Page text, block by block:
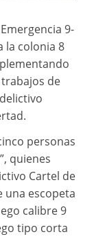
9-
la colonia 8
de
personas
quienes
Cartel de
una escopeta
calibre 9
tipo corta